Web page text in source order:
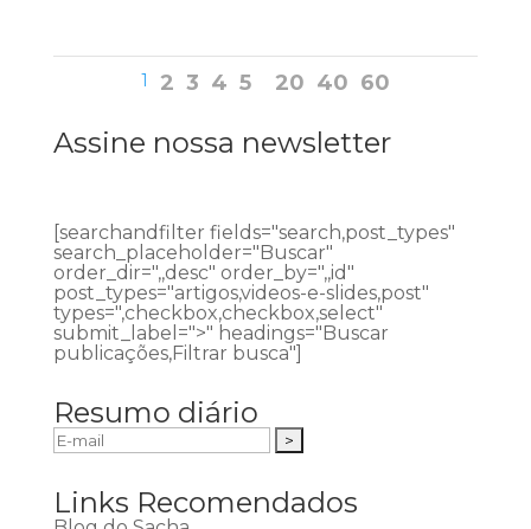
1 2 3 4 5 20 40 60
Assine nossa newsletter
[searchandfilter fields="search,post_types"
search_placeholder="Buscar"
order_dir=",,desc" order_by=",,id"
post_types="artigos,videos-e-slides,post"
types=",checkbox,checkbox,select"
submit_label=">" headings="Buscar
publicações,Filtrar busca"]
Resumo diário
Links Recomendados